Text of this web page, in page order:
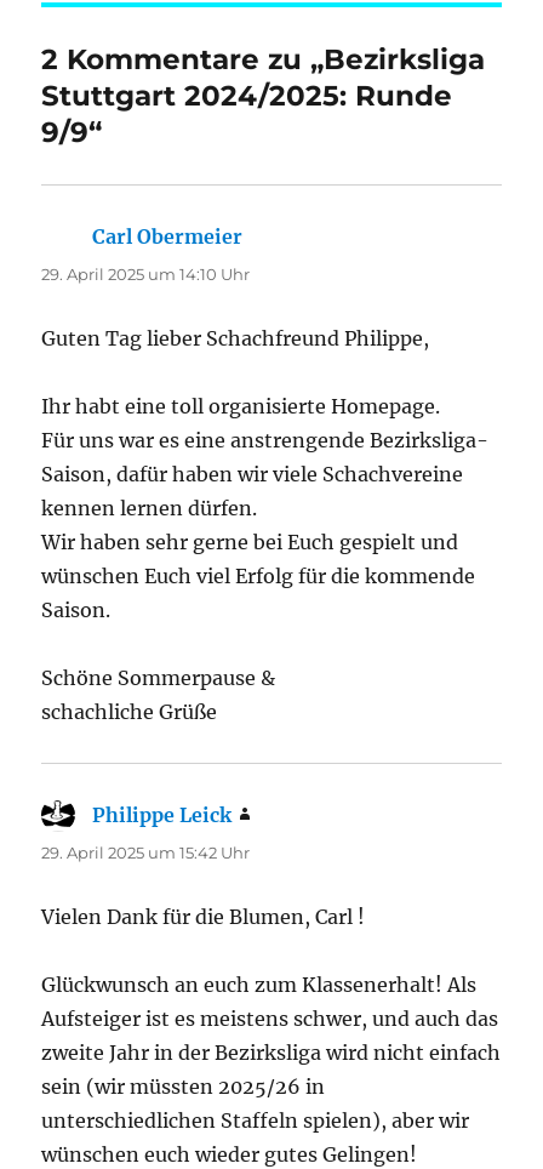
2 Kommentare zu „Bezirksliga
Stuttgart 2024/2025: Runde
9/9“
Carl Obermeier
29. April 2025 um 14:10 Uhr
Guten Tag lieber Schachfreund Philippe,
Ihr habt eine toll organisierte Homepage.
Für uns war es eine anstrengende Bezirksliga-
Saison, dafür haben wir viele Schachvereine
kennen lernen dürfen.
Wir haben sehr gerne bei Euch gespielt und
wünschen Euch viel Erfolg für die kommende
Saison.
Schöne Sommerpause &
schachliche Grüße
Philippe Leick
29. April 2025 um 15:42 Uhr
Vielen Dank für die Blumen, Carl !
Glückwunsch an euch zum Klassenerhalt! Als
Aufsteiger ist es meistens schwer, und auch das
zweite Jahr in der Bezirksliga wird nicht einfach
sein (wir müssten 2025/26 in
unterschiedlichen Staffeln spielen), aber wir
wünschen euch wieder gutes Gelingen!